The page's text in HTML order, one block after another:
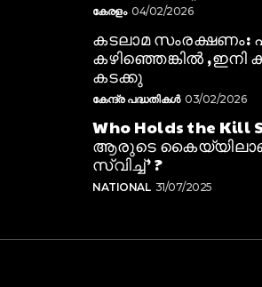
കേരളം 04/02/2026
കടലാമ സംരക്ഷണം:
കഴിഞ്ഞെങ്കിൽ ,ഇനി
കടക്കു
കേന്ദ്ര പദ്ധതികൾ 03/02/2026
Who Holds the Kill
ആരുടെ
സ്വിച്ച്’ ?
NATIONAL 31/07/2025